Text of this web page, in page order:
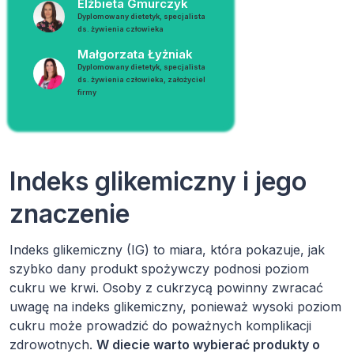
Elżbieta Gmurczyk
Dyplomowany dietetyk, specjalista
ds. żywienia człowieka
Małgorzata Łyżniak
Dyplomowany dietetyk, specjalista
ds. żywienia człowieka, założyciel
firmy
Indeks glikemiczny i jego
znaczenie
Indeks glikemiczny (IG) to miara, która pokazuje, jak
szybko dany produkt spożywczy podnosi poziom
cukru we krwi. Osoby z cukrzycą powinny zwracać
uwagę na indeks glikemiczny, ponieważ wysoki poziom
cukru może prowadzić do poważnych komplikacji
zdrowotnych. W diecie warto wybierać produkty o